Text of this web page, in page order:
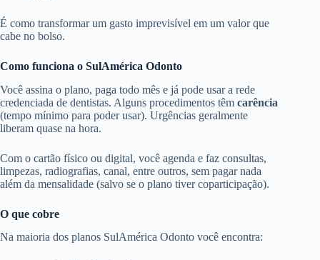
É como transformar um gasto imprevisível em um valor que
cabe no bolso.
Como funciona o SulAmérica Odonto
Você assina o plano, paga todo mês e já pode usar a rede
credenciada de dentistas. Alguns procedimentos têm carência
(tempo mínimo para poder usar). Urgências geralmente
liberam quase na hora.
Com o cartão físico ou digital, você agenda e faz consultas,
limpezas, radiografias, canal, entre outros, sem pagar nada
além da mensalidade (salvo se o plano tiver coparticipação).
O que cobre
Na maioria dos planos SulAmérica Odonto você encontra: